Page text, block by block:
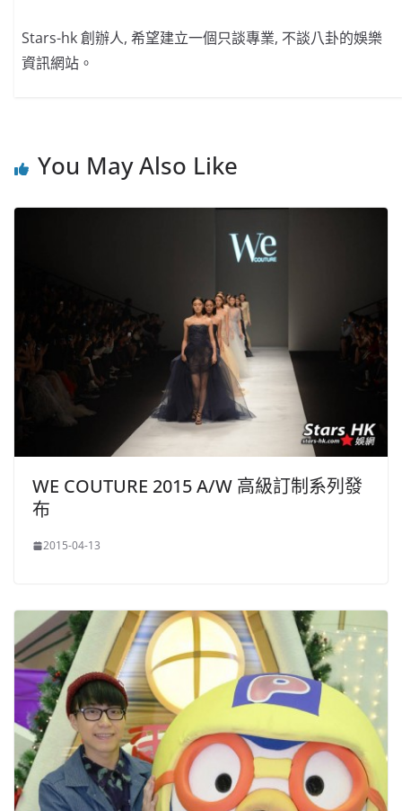
Stars-hk 創辦人, 希望建立一個只談專業, 不談八卦的娛樂
資訊網站。
You May Also Like
WE COUTURE 2015 A/W 高級訂制系列發
布
2015-04-13